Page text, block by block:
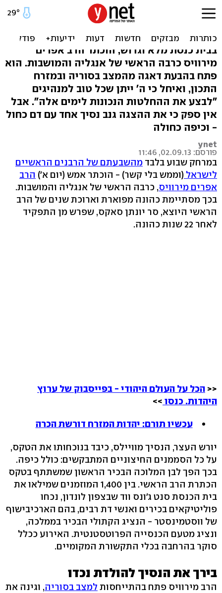
תחת כיפה אחת: הוד רבנותו
והוד רוממותו
בבית כנסת מלא וגדוש, הוכתר הרב אפרים
מירוויס כרבה הראשי של אנגליה והמושבות. הוא
פתח בהבעת דאגה מהמצב בסוריה ובמזרח
התכון, ואיחל כי ה' ייתן שכל טוב למנהיגים
"לבצע את ההחלטות הנכונות לימים אלה". אבל
אין ספק כי את ההצגה גנב נסיך אחד עם דם כחול
- וכיפה כחולה
ynet
פורסם: 02.09.13, 11:46
במרחק שבוע בלבד מהשבעתם של הרבנים הראשיים
לישראל (וממש בלי קשר) - הוכתר אמש (יום א') הרב
אפרים מירוויס, כרבה הראשי של אנגליה והמושבות.
בכך מסתיימת כהונה מפוארת וארוכת שנים של הרב
הראשי היוצא, סר יונתן סאקס, שפרש מן התפקיד
לאחר 22 שנות כהונה.
<< הכל על העולם היהודי - בפייסבוק של ערוץ
היהדות. כנסו >>
עכשיו תורם: יהדות המזרח דורשת הכרה
יורש העצר, הנסיך מוויילס, כיבד בנוכחותו את הטקס,
על כל הסממנים החיצוניים המתבקשים: כולל כיפה.
בכך הפך לבן המלוכה הבכיר הראשון שמשתתף בטקס
הכתרת הרב הראשי. בין 1,400 המוזמנים שמילאו את
בית הכנסת סנט ג'ונס ווד שבצפון לונדון, נכחו
פוליטיקאים בכירים ואנשי דת רבים, בהם הארכיבישוף
של ווסטמינסטר - הנציג הקתולי הבכיר בממלכה,
ונציג מטעם הכנסייה הפרוטסטנטית. האירוע ככלל
סוקר בהרחבה בכלי התקשורת המקומיים.
בירך את הנסיך להולדת נכדו
הרב מירוויס פתח בהתייחסות למצב בסוריה, וגינה את